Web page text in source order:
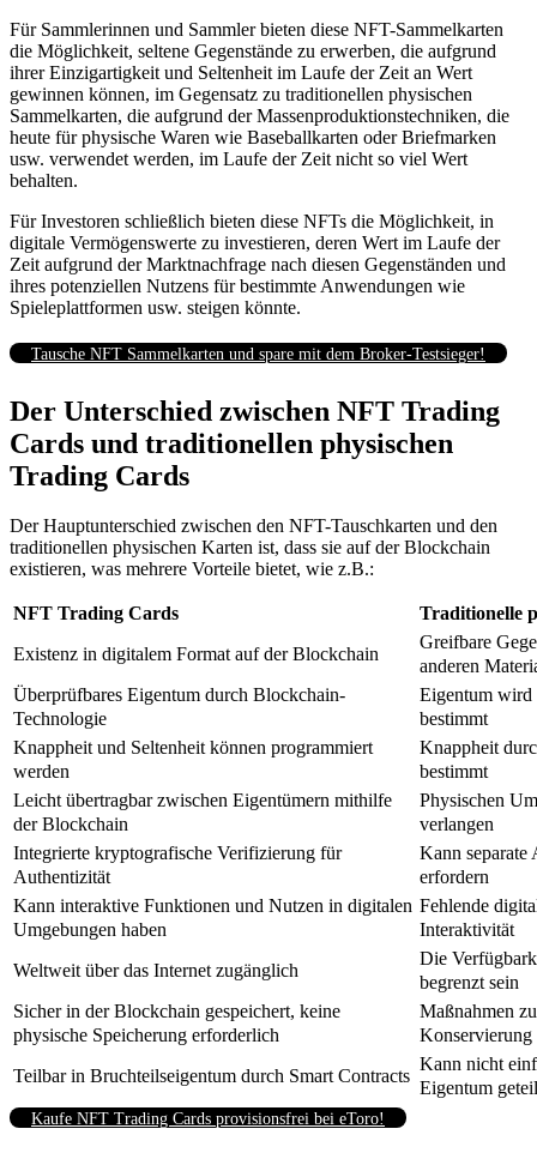
Für Sammlerinnen und Sammler bieten diese NFT-Sammelkarten
die Möglichkeit, seltene Gegenstände zu erwerben, die aufgrund
ihrer Einzigartigkeit und Seltenheit im Laufe der Zeit an Wert
gewinnen können, im Gegensatz zu traditionellen physischen
Sammelkarten, die aufgrund der Massenproduktionstechniken, die
heute für physische Waren wie Baseballkarten oder Briefmarken
usw. verwendet werden, im Laufe der Zeit nicht so viel Wert
behalten.
Für Investoren schließlich bieten diese NFTs die Möglichkeit, in
digitale Vermögenswerte zu investieren, deren Wert im Laufe der
Zeit aufgrund der Marktnachfrage nach diesen Gegenständen und
ihres potenziellen Nutzens für bestimmte Anwendungen wie
Spieleplattformen usw. steigen könnte.
Tausche NFT Sammelkarten und spare mit dem Broker-Testsieger!
Der Unterschied zwischen NFT Trading
Cards und traditionellen physischen
Trading Cards
Der Hauptunterschied zwischen den NFT-Tauschkarten und den
traditionellen physischen Karten ist, dass sie auf der Blockchain
existieren, was mehrere Vorteile bietet, wie z.B.:
NFT Trading Cards
Traditionelle
Existenz in digitalem Format auf der Blockchain
Greifbare
anderen
Überprüfbares Eigentum durch Blockchain-
Technologie
Eigentum wird
bestimmt
Knappheit und Seltenheit können programmiert
werden
Knappheit
bestimmt
Leicht übertragbar zwischen Eigentümern mithilfe
der Blockchain
Physischen
verlangen
Integrierte kryptografische Verifizierung für
Authentizität
Kann separate
erfordern
Kann interaktive Funktionen und Nutzen in digitalen
Umgebungen haben
Fehlende
Interaktivität
Weltweit über das Internet zugänglich
Die
begrenzt sein
Sicher in der Blockchain gespeichert, keine
physische Speicherung erforderlich
Maßnahmen
Konservierung
Teilbar in Bruchteilseigentum durch Smart Contracts
Kann nicht
Eigentum
Kaufe NFT Trading Cards provisionsfrei bei eToro!